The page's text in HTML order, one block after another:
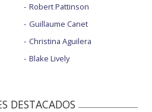
Robert Pattinson
Guillaume Canet
Christina Aguilera
Blake Lively
DESTACADOS